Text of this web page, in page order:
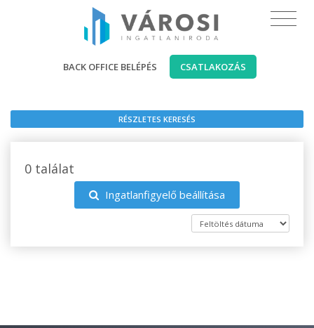
BACK OFFICE BELÉPÉS CSATLAKOZÁS
RÉSZLETES KERESÉS
0 találat
Ingatlanfigyelő beállítása